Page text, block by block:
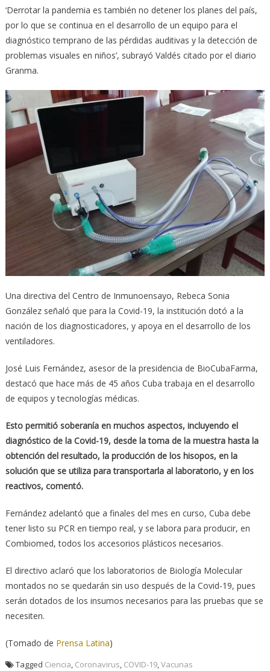
‘Derrotar la pandemia es también no detener los planes del país,
por lo que se continua en el desarrollo de un equipo para el
diagnóstico temprano de las pérdidas auditivas y la detección de
problemas visuales en niños’, subrayó Valdés citado por el diario
Granma.
Una directiva del Centro de Inmunoensayo, Rebeca Sonia
González señaló que para la Covid-19, la institución dotó a la
nación de los diagnosticadores, y apoya en el desarrollo de los
ventiladores.
José Luis Fernández, asesor de la presidencia de BioCubaFarma,
destacó que hace más de 45 años Cuba trabaja en el desarrollo
de equipos y tecnologías médicas.
Esto permitió soberanía en muchos aspectos, incluyendo el
diagnóstico de la Covid-19, desde la toma de la muestra hasta la
obtención del resultado, la producción de los hisopos, en la
solución que se utiliza para transportarla al laboratorio, y en los
reactivos, comentó.
Fernández adelantó que a finales del mes en curso, Cuba debe
tener listo su PCR en tiempo real, y se labora para producir, en
Combiomed, todos los accesorios plásticos necesarios.
El directivo aclaró que los laboratorios de Biología Molecular
montados no se quedarán sin uso después de la Covid-19, pues
serán dotados de los insumos necesarios para las pruebas que se
necesiten.
(Tomado de Prensa Latina)
Tagged Ciencia, Coronavirus, COVID-19,Vacunas